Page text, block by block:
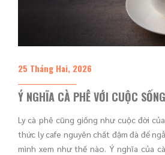
25 Tháng Hai, 2026
Ý NGHĨA CÀ PHÊ VỚI CUỘC SỐNG
Ly cà phê cũng giống như cuộc đời
thức ly cafe nguyên chất đậm đà để
mình xem như thế nào. Ý nghĩa của